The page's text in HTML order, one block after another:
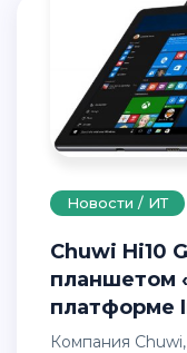
Новости / ИТ
Chuwi Hi10 Go стал первым
планшетом
платформе
Компания Chuwi, по сообщениям сетевых